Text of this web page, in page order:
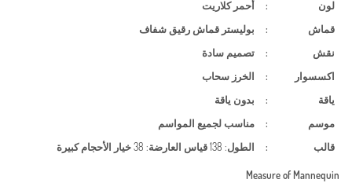
لون
:
أحمر كلاريت
قماش
: بوليستر قماش رقيق شفاف
نقش
:
تصميم سادة
اكسسوار
: الخرز سحاب
ياقة
:
بدون ياقة
موسم
:
مناسب لجميع المواسم
قالب
: الطول: 138 قياس العارضة: 38 خيار الأحجام كبيرة
Measure of Mannequin